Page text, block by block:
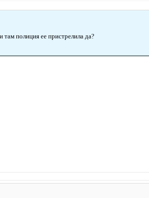
там полиция ее пристрелила да?